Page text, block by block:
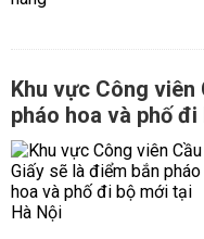
Khu vực Công viên
pháo hoa và phố